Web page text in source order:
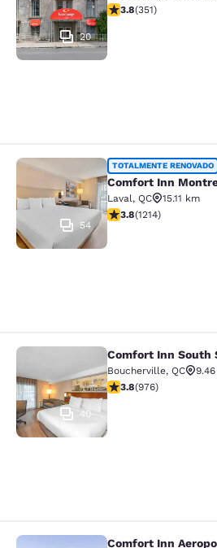
20
calificación de 3.83
3.8(351)
Comfort Inn
54
TOTALMENTE RENOVADO
Comfort Inn
Laval, QC
15.11 km
calificación de 3.81
3.8(1214)
Comfort Inn South
40
Comfort Inn South
Boucherville, QC
calificación de 3.79
3.8(976)
Comfort Inn